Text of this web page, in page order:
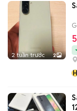
2 tuần trước 2
H